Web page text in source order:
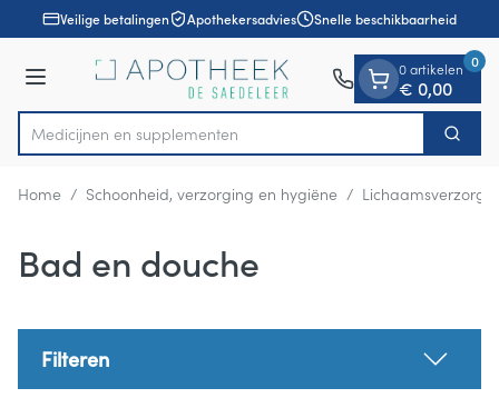
Ga naar de inhoud
1 van 1Veilige betalingen Apothekersadvies Snelle beschikbaarheid
Menu
Product, merk, categorie...
Medicijn Zoek
0 artikelen
€ 0,00
0
Home / Schoonheid, verzorging en hygiëne /
Bad en douche
Filteren